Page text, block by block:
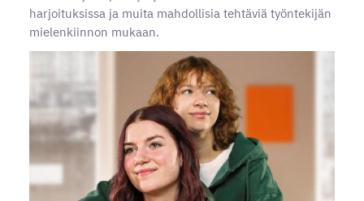
harjoituksissa ja muita mahdollisia tehtäviä työntekijän
mielenkiinnon mukaan.⁠